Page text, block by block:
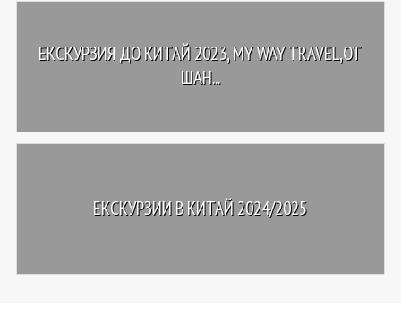
ЕКСКУРЗИЯ ДО КИТАЙ 2023, MY WAY TRAVEL,ОТ
ШАН...
ЕКСКУРЗИИ В КИТАЙ 2024/2025